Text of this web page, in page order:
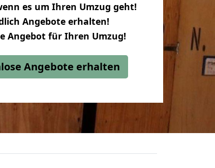
es um Ihren Umzug geht!
Angebote erhalten!
Angebot für Ihren Umzug!
Angebote erhalten